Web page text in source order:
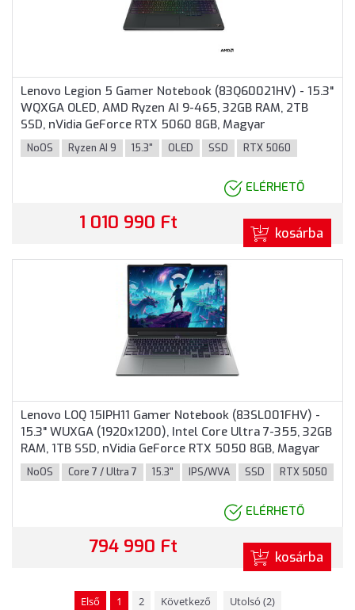
Lenovo Legion 5 Gamer Notebook (83Q60021HV) - 15.3"
WQXGA OLED, AMD Ryzen AI 9-465, 32GB RAM, 2TB
SSD, nVidia GeForce RTX 5060 8GB, Magyar
billentyűzet, Operációs rendszer nélkül, 3 év garancia,
Fekete színben
NoOS Ryzen AI 9 15.3" OLED SSD RTX 5060
ELÉRHETŐ
1 010 990 Ft kosárba
Lenovo LOQ 15IPH11 Gamer Notebook (83SL001FHV) -
15.3" WUXGA (1920x1200), Intel Core Ultra 7-355, 32GB
RAM, 1TB SSD, nVidia GeForce RTX 5050 8GB, Magyar
billentyűzet, Operációs rendszer nélkül, 3 év garancia,
Szürke színben
NoOS Core 7 / Ultra 7 15.3" IPS/WVA SSD RTX 5050
ELÉRHETŐ
794 990 Ft kosárba
Első 1 2 Következő Utolsó (2)